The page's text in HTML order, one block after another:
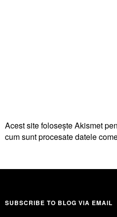
Acest site folosește Akismet
cum sunt procesate datele
SUBSCRIBE TO BLOG VIA EMAIL